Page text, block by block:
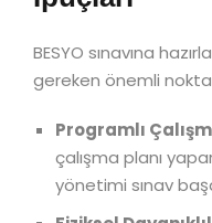
BESYO sınavına
gereken önemli
Programlı
çalışma planı
yönetimi sınav